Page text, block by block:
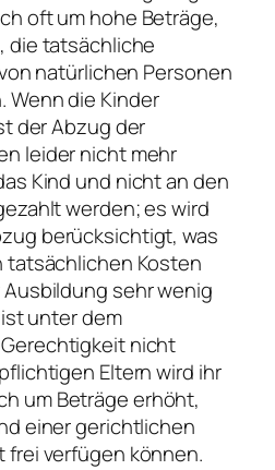
oft um hohe Beträge,
die tatsächliche
natürlichen Personen
die Kinder
der Abzug der
leider nicht mehr
Kind und nicht an den
werden; es wird
berücksichtigt, was
tatsächlichen Kosten
sehr wenig
unter dem
nicht
Eltern wird ihr
um Beträge erhöht,
einer gerichtlichen
verfügen können.